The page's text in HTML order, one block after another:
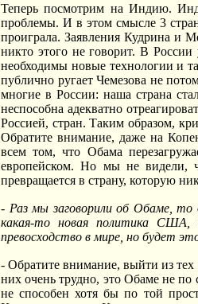
Теперь посмотрим на Индию.
проблемы. И в этом смысле 3
проиграла. Заявления Кудрина и
никто этого не говорит. В
необходимы новые технологии и
публично ругает Чемезова не
многие в России: наша страна
неспособна адекватно
Россией, стран. Таким образом,
Обратите внимание, даже на
всем том, что Обама
европейском. Но мы не видели,
превращается в страну, которую
- Раз мы заговорили об Обаме,
какая-то новая политика США,
превосходство в мире, но будет
- Обратите внимание, выйти из
них очень трудно, это Обаме не
не способен хотя бы по той